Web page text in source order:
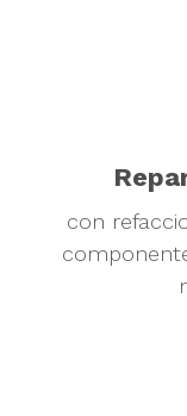
con